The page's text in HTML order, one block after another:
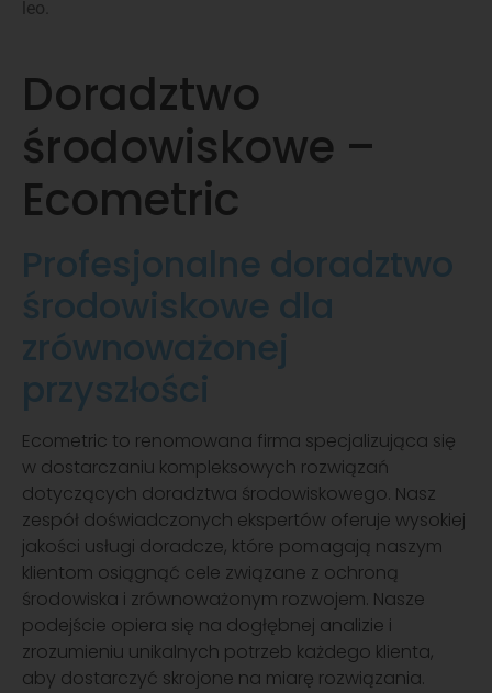
leo.
Doradztwo
środowiskowe –
Ecometric
Profesjonalne doradztwo
środowiskowe dla
zrównoważonej
przyszłości
Ecometric to renomowana firma specjalizująca się
w dostarczaniu kompleksowych rozwiązań
dotyczących doradztwa środowiskowego. Nasz
zespół doświadczonych ekspertów oferuje wysokiej
jakości usługi doradcze, które pomagają naszym
klientom osiągnąć cele związane z ochroną
środowiska i zrównoważonym rozwojem. Nasze
podejście opiera się na dogłębnej analizie i
zrozumieniu unikalnych potrzeb każdego klienta,
aby dostarczyć skrojone na miarę rozwiązania.